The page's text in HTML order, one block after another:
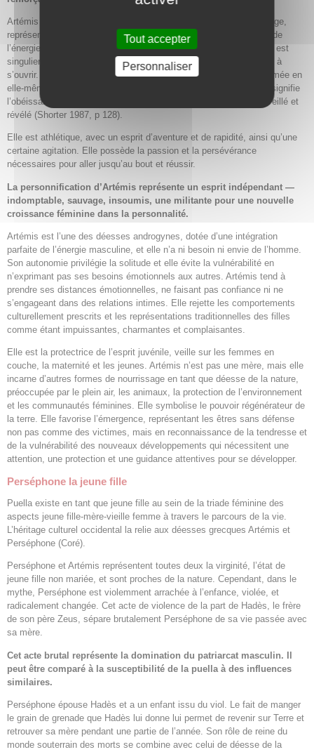
Artémis protège et enseigne en tant que déesse de la psyché vierge,
représentant le contenant incubateur, frais, intérieur et imaginaire de
l’énergie. (Hillman 1989, p 190). La virginité fait référence à ce qui est
singulier, enveloppé en soi-même, en gestation et pas encore prêt à
s’ouvrir. En tant que vierge, elle est auto-dirigée, autonome, enfermée en
elle-même avec son attention tournée vers l’intérieur. La virginité signifie
l’obéissance à ce qu’elle a été créée pour être et à ce qui sera éveillé et
révélé (Shorter 1987, p 128).
Elle est athlétique, avec un esprit d’aventure et de rapidité, ainsi qu’une
certaine agitation. Elle possède la passion et la persévérance
nécessaires pour aller jusqu’au bout et réussir.
La personnification d’Artémis représente un esprit indépendant —
indomptable, sauvage, insoumis, une militante pour une nouvelle
croissance féminine dans la personnalité.
Artémis est l’une des déesses androgynes, dotée d’une intégration
parfaite de l’énergie masculine, et elle n’a ni besoin ni envie de l’homme.
Son autonomie privilégie la solitude et elle évite la vulnérabilité en
n’exprimant pas ses besoins émotionnels aux autres. Artémis tend à
prendre ses distances émotionnelles, ne faisant pas confiance ni ne
s’engageant dans des relations intimes. Elle rejette les comportements
culturellement prescrits et les représentations traditionnelles des filles
comme étant impuissantes, charmantes et complaisantes.
Elle est la protectrice de l’esprit juvénile, veille sur les femmes en
couche, la maternité et les jeunes. Artémis n’est pas une mère, mais elle
incarne d’autres formes de nourrissage en tant que déesse de la nature,
préoccupée par le plein air, les animaux, la protection de l’environnement
et les communautés féminines. Elle symbolise le pouvoir régénérateur de
la terre. Elle favorise l’émergence, représentant les êtres sans défense
non pas comme des victimes, mais en reconnaissance de la tendresse et
de la vulnérabilité des nouveaux développements qui nécessitent une
attention, une protection et une guidance attentives pour se développer.
Perséphone la jeune fille
Puella existe en tant que jeune fille au sein de la triade féminine des
aspects jeune fille-mère-vieille femme à travers le parcours de la vie.
L’héritage culturel occidental la relie aux déesses grecques Artémis et
Perséphone (Coré).
Perséphone et Artémis représentent toutes deux la virginité, l’état de
jeune fille non mariée, et sont proches de la nature. Cependant, dans le
mythe, Perséphone est violemment arrachée à l’enfance, violée, et
radicalement changée. Cet acte de violence de la part de Hadès, le frère
de son père Zeus, sépare brutalement Perséphone de sa vie passée avec
sa mère.
Cet acte brutal représente la domination du patriarcat masculin. Il
peut être comparé à la susceptibilité de la puella à des influences
similaires.
Perséphone épouse Hadès et a un enfant issu du viol. Le fait de manger
le grain de grenade que Hadès lui donne lui permet de revenir sur Terre et
retrouver sa mère pendant une partie de l’année. Son rôle de reine du
monde souterrain des morts se combine avec celui de déesse de la
Tout accepter
Personnaliser